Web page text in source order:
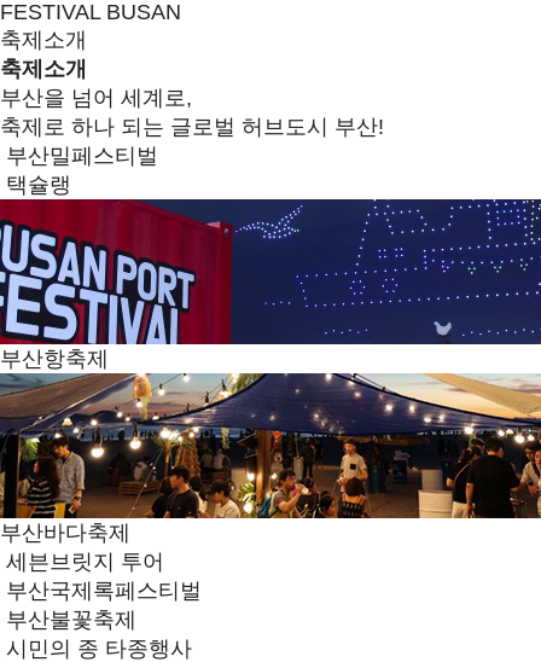
FESTIVAL BUSAN
축제소개
축제소개
부산을 넘어 세계로,
축제로 하나 되는 글로벌 허브도시 부산!
부산밀페스티벌
택슐랭
부산항축제
부산바다축제
세븐브릿지 투어
부산국제록페스티벌
부산불꽃축제
시민의 종 타종행사